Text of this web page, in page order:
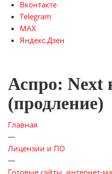
Вконтакте
Telegram
MAX
Яндекс.Дзен
Аспро: Next
(продление)
Главная
—
Лицензии и ПО
—
Готовые сайты, интернет-